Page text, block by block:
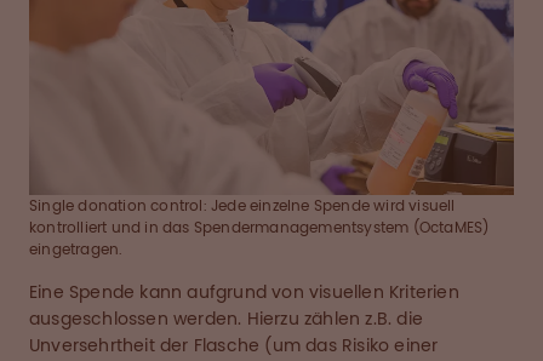
Single donation control: Jede einzelne Spende wird visuell
kontrolliert und in das Spendermanagementsystem (OctaMES)
eingetragen.
Eine Spende kann aufgrund von visuellen Kriterien
ausgeschlossen werden. Hierzu zählen z.B. die
Unversehrtheit der Flasche (um das Risiko einer